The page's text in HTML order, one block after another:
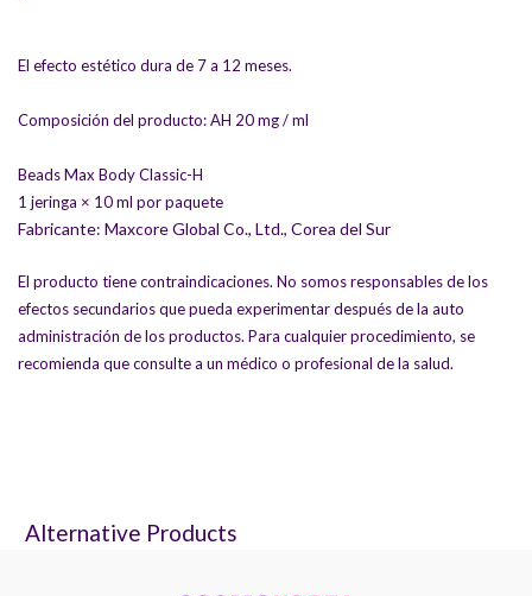
El efecto estético dura de 7 a 12 meses.
Composición del producto: AH 20 mg / ml
Beads Max Body Classic-H
1 jeringa × 10 ml por paquete
Fabricante: Maxcore Global Co., Ltd., Corea del Sur
El producto tiene contraindicaciones. No somos responsables de los
efectos secundarios que pueda experimentar después de la auto
administración de los productos. Para cualquier procedimiento, se
recomienda que consulte a un médico o profesional de la salud.
Alternative Products